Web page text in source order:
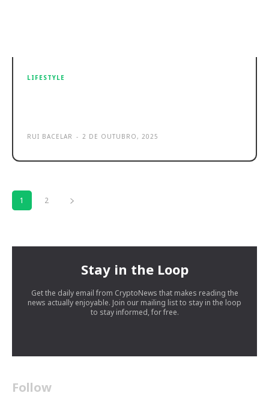
LIFESTYLE
RUI BACELAR - 2 DE OUTUBRO, 2025
1 2
Stay in the Loop
Get the daily email from CryptoNews that makes reading the
news actually enjoyable. Join our mailing list to stay in the loop
to stay informed, for free.
Follow